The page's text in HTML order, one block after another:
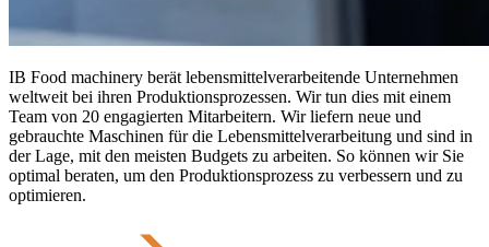
IB Food machinery berät lebensmittelverarbeitende Unternehmen
weltweit bei ihren Produktionsprozessen. Wir tun dies mit einem
Team von 20 engagierten Mitarbeitern. Wir liefern neue und
gebrauchte Maschinen für die Lebensmittelverarbeitung und sind in
der Lage, mit den meisten Budgets zu arbeiten. So können wir Sie
optimal beraten, um den Produktionsprozess zu verbessern und zu
optimieren.